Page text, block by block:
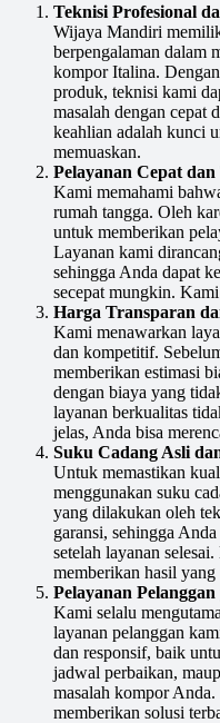
Teknisi Profesional
Wijaya Mandiri
berpengalaman dalam
kompor Italina.
produk, teknisi kami
masalah dengan cepat
keahlian adalah kunci
memuaskan.
Pelayanan Cepat
Kami memahami
rumah tangga. Oleh
untuk memberikan
Layanan kami
sehingga Anda dapat
secepat mungkin.
Harga Transparan
Kami menawarkan
dan kompetitif.
memberikan estimasi
dengan biaya yang
layanan berkualitas
jelas, Anda bisa
Suku Cadang Asli
Untuk memastikan
menggunakan suku
yang dilakukan oleh
garansi, sehingga
setelah layanan
memberikan hasil yang
Pelayanan
Kami selalu
layanan pelanggan
dan responsif, baik
jadwal perbaikan,
masalah kompor
memberikan solusi